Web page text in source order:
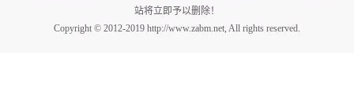
站将立即予以删除！
Copyright © 2012-2019 http://www.zabm.net, All rights reserved.